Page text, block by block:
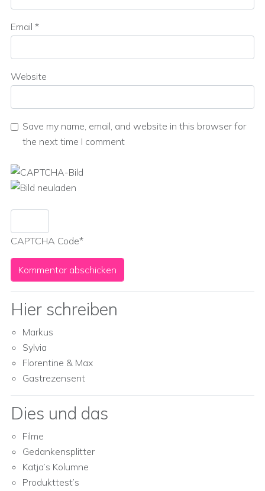
Email *
Website
Save my name, email, and website in this browser for
the next time I comment
CAPTCHA Code*
Hier schreiben
Markus
Sylvia
Florentine & Max
Gastrezensent
Dies und das
Filme
Gedankensplitter
Katja’s Kolumne
Produkttest’s